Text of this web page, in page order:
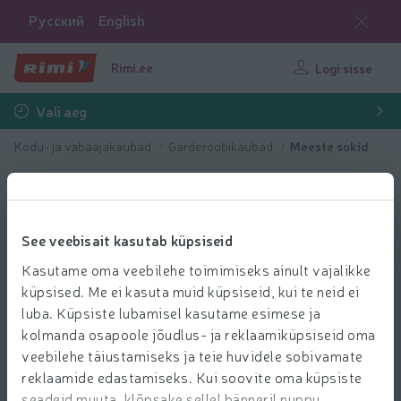
See veebisait kasutab küpsiseid
Kasutame oma veebilehe toimimiseks ainult vajalikke
küpsised. Me ei kasuta muid küpsiseid, kui te neid ei
luba. Küpsiste lubamisel kasutame esimese ja
kolmanda osapoole jõudlus- ja reklaamiküpsiseid oma
veebilehe täiustamiseks ja teie huvidele sobivamate
reklaamide edastamiseks. Kui soovite oma küpsiste
Русский English
Rimi.ee Logi sisse
Vali aeg
Kodu- ja vabaajakaubad Garderoobikaubad Meeste sokid